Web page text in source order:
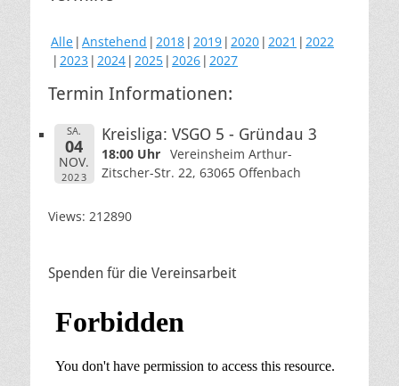
Alle Anstehend 2018 2019 2020 2021
2022
2023 2024 2025 2026 2027
Termin Informationen:
SA.
04
NOV.
2023
Kreisliga: VSGO 5 - Gründau 3
18:00 Uhr Vereinsheim Arthur-
Zitscher-Str. 22, 63065 Offenbach
Views: 212890
Spenden für die Vereinsarbeit